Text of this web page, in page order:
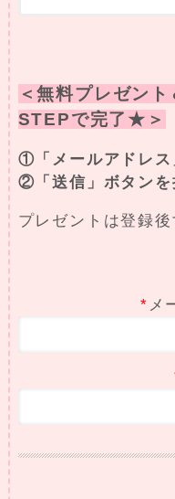
＜無料プレゼン
STEPで完了★＞
①「メールアドレス
②「送信」ボタンを
プレゼントは登録
* メ